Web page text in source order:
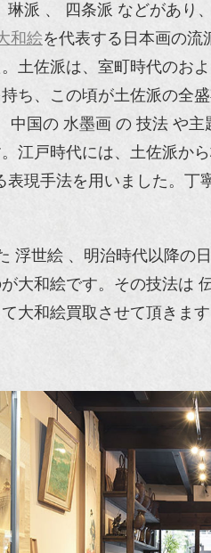
派 、 四条派 などがあり
和絵を代表する日本画の流
土佐派は、室町時代のお
ち、この頃が土佐派の全
中国の 水墨画 の 技法 や
江戸時代には、土佐派か
現手法を用いました。
浮世絵 、明治時代以降の
大和絵です。その技法は
大和絵買取させて頂きます